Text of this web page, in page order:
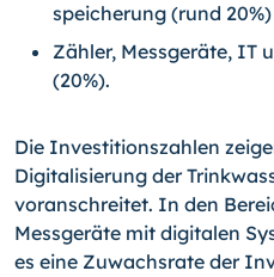
speicherung (rund
Zähler, Messgeräte, IT
(20%).
Die Investitionszahlen
Digitalisierung der
voranschreitet. In den
Messgeräte mit digitalen
es eine Zuwachsrate der